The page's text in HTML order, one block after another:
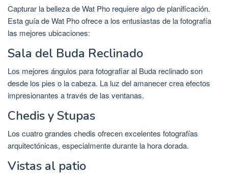
Capturar la belleza de Wat Pho requiere algo de planificación.
Esta guía de Wat Pho ofrece a los entusiastas de la fotografía
las mejores ubicaciones:
Sala del Buda Reclinado
Los mejores ángulos para fotografiar al Buda reclinado son
desde los pies o la cabeza. La luz del amanecer crea efectos
impresionantes a través de las ventanas.
Chedis y Stupas
Los cuatro grandes chedis ofrecen excelentes fotografías
arquitectónicas, especialmente durante la hora dorada.
Vistas al patio